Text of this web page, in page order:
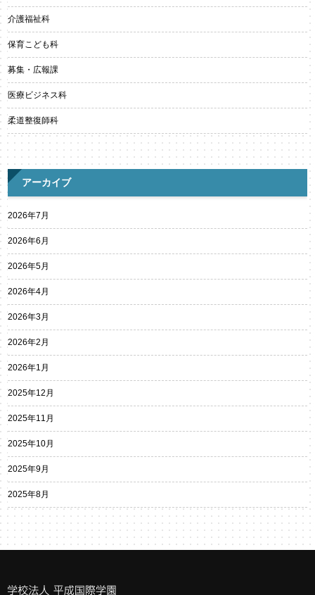
介護福祉科
保育こども科
募集・広報課
医療ビジネス科
柔道整復師科
アーカイブ
2026年7月
2026年6月
2026年5月
2026年4月
2026年3月
2026年2月
2026年1月
2025年12月
2025年11月
2025年10月
2025年9月
2025年8月